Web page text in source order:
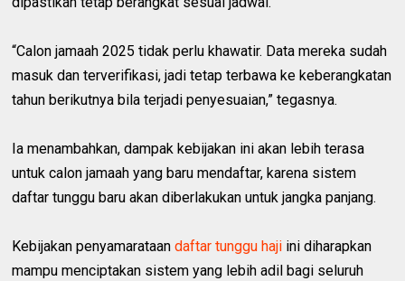
“Calon jamaah 2025 tidak perlu khawatir. Data mereka sudah
masuk dan terverifikasi, jadi tetap terbawa ke keberangkatan
tahun berikutnya bila terjadi penyesuaian,” tegasnya.
Ia menambahkan, dampak kebijakan ini akan lebih terasa
untuk calon jamaah yang baru mendaftar, karena sistem
daftar tunggu baru akan diberlakukan untuk jangka panjang.
Kebijakan penyamarataandaftar tunggu haji ini diharapkan
mampu menciptakan sistem yang lebih adil bagi seluruh